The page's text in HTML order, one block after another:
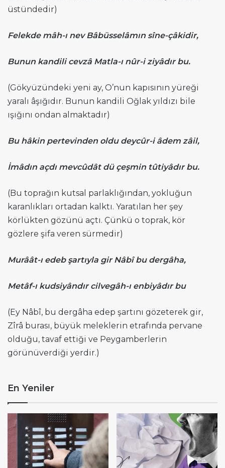
üstündedir)
Felekde mâh-ı nev Bâbüsselâmın sîne-çâkidir,
Bunun kandili cevzâ Matla-ı nûr-i ziyâdır bu.
(Gökyüzündeki yeni ay, O’nun kapısının yüreği
yaralı âşığıdır. Bunun kandili Oğlak yıldızı bile
ışığını ondan almaktadır)
Bu hâkin pertevinden oldu deycûr-i âdem zâil,
İmâdın açdı mevcûdât dü çeşmin tûtiyâdır bu.
(Bu toprağın kutsal parlaklığından, yokluğun
karanlıkları ortadan kalktı. Yaratılan her şey
körlükten gözünü açtı. Çünkü o toprak, kör
gözlere şifa veren sürmedir)
Murâât-ı edeb şartıyla gir Nâbî bu dergâha,
Metâf-ı kudsiyândır cilvegâh-ı enbiyâdır bu
(Ey Nâbî, bu dergâha edep şartını gözeterek gir,
Zîrâ burası, büyük meleklerin etrafında pervane
olduğu, tavaf ettiği ve Peygamberlerin
görünüverdiği yerdir.)
En Yeniler